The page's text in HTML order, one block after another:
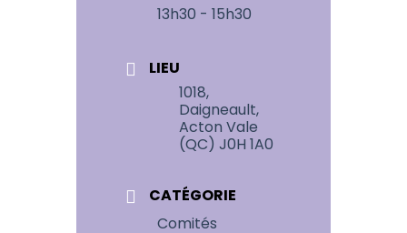
13h30 - 15h30
LIEU
1018,
Daigneault,
Acton Vale
(QC) J0H 1A0
CATÉGORIE
Comités